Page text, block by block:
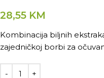
28,55 KM
Kombinacija biljnih
zajedničkoj borbi za